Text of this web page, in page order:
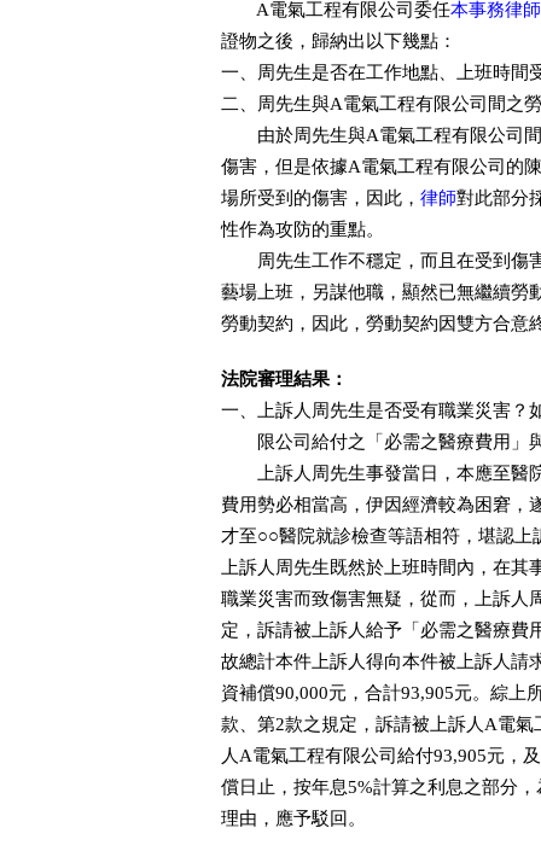
A電氣工程有限公司委任本事務律師
證物之後，歸納出以下幾點：
一、周先生是否在工作地點、上班時間
二、周先生與A電氣工程有限公司間之
由於周先生與A電氣工程有限公司間
傷害，但是依據A電氣工程有限公司的
場所受到的傷害，因此， 律師對此部分
性作為攻防的重點。
周先生工作不穩定，而且在受到傷
藝場上班，另謀他職，顯然已無繼續勞
勞動契約，因此，勞動契約因雙方合意
法院審理結果：
一、上訴人周先生是否受有職業災害？
限公司給付之「必需之醫療費用」
上訴人周先生事發當日，本應至醫
費用勢必相當高，伊因經濟較為困窘，
才至○○醫院就診檢查等語相符，堪認
上訴人周先生既然於上班時間內，在
職業災害而致傷害無疑，從而，上訴人
定，訴請被上訴人給予「必需之醫療費
故總計本件上訴人得向本件被上訴人請
資補償90,000元，合計93,905元。綜上
款、第2款之規定，訴請被上訴人A電
人A電氣工程有限公司給付93,905元，
償日止，按年息5%計算之利息之部分
理由，應予駁回。